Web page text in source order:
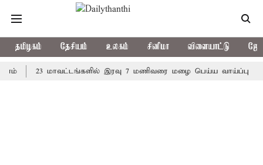
தமிழகம் தேசியம் உலகம் சினிமா விளையாட்டு
23 மாவட்டங்களில் இரவு 7 மணிவரை மழை பெய்ய வாய்ப்பு